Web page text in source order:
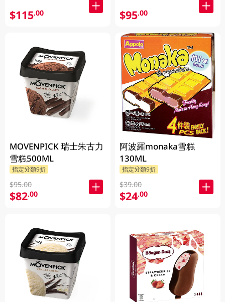
$115.00
MOVENPICK 瑞士朱古力
雪糕500ML
指定分類9折
$95.00
$82.00
$95.00
阿波羅monaka雪糕
130ML
指定分類9折
$39.00
$24.00